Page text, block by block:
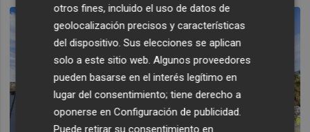
otros fines, incluido el uso de datos de
geolocalización precisos y características
del dispositivo. Sus elecciones se aplican
solo a este sitio web. Algunos proveedores
pueden basarse en el interés legítimo en
lugar del consentimiento; tiene derecho a
oponerse enConfiguración de publicidad.
Puede retirar su consentimiento en